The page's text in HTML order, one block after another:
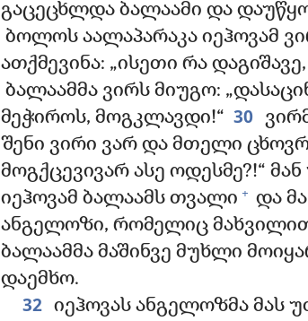
გაცეცხლდა ბალაამი და
ბოლოს აალაპარაკა იეჰოვამ
ათქმევინა: „ისეთი რა
ბალაამმა ვირს მიუგო:
მეჭიროს, მოგკლავდი!“ 30
შენი ვირი ვარ და მთელი
მოგქცევივარ ასე ოდესმე?!“ მან
იეჰოვამ ბალაამს თვალი + და
ანგელოზი, რომელიც
ბალაამმა მაშინვე მუხლი
დაემხო.
32 იეჰოვას ანგელოზმა მას